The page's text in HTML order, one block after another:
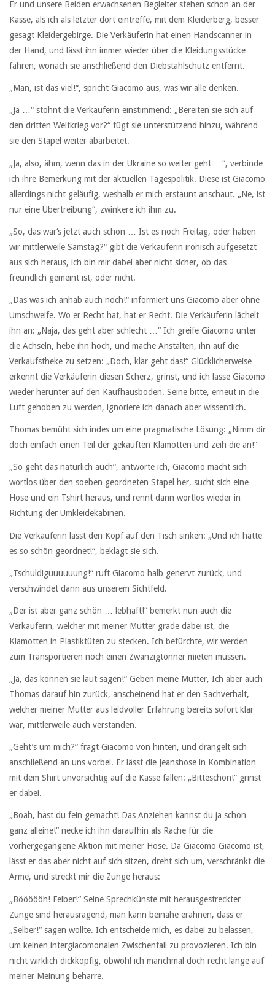
Er und unsere Beiden erwachsenen Begleiter stehen schon an der
Kasse, als ich als letzter dort eintreffe, mit dem Kleiderberg, besser
gesagt Kleidergebirge. Die Verkäuferin hat einen Handscanner in
der Hand, und lässt ihn immer wieder über die Kleidungsstücke
fahren, wonach sie anschließend den Diebstahlschutz entfernt.
„Man, ist das viel!“, spricht Giacomo aus, was wir alle denken.
„Ja …“ stöhnt die Verkäuferin einstimmend: „Bereiten sie sich auf
den dritten Weltkrieg vor?“ fügt sie unterstützend hinzu, während
sie den Stapel weiter abarbeitet.
„Ja, also, ähm, wenn das in der Ukraine so weiter geht …“, verbinde
ich ihre Bemerkung mit der aktuellen Tagespolitik. Diese ist Giacomo
allerdings nicht geläufig, weshalb er mich erstaunt anschaut. „Ne, ist
nur eine Übertreibung“, zwinkere ich ihm zu.
„So, das war‘s jetzt auch schon … Ist es noch Freitag, oder haben
wir mittlerweile Samstag?“ gibt die Verkäuferin ironisch aufgesetzt
aus sich heraus, ich bin mir dabei aber nicht sicher, ob das
freundlich gemeint ist, oder nicht.
„Das was ich anhab auch noch!“ informiert uns Giacomo aber ohne
Umschweife. Wo er Recht hat, hat er Recht. Die Verkäuferin lächelt
ihn an: „Naja, das geht aber schlecht …“ Ich greife Giacomo unter
die Achseln, hebe ihn hoch, und mache Anstalten, ihn auf die
Verkaufstheke zu setzen: „Doch, klar geht das!“ Glücklicherweise
erkennt die Verkäuferin diesen Scherz, grinst, und ich lasse Giacomo
wieder herunter auf den Kaufhausboden. Seine bitte, erneut in die
Luft gehoben zu werden, ignoriere ich danach aber wissentlich.
Thomas bemüht sich indes um eine pragmatische Lösung: „Nimm dir
doch einfach einen Teil der gekauften Klamotten und zeih die an!“
„So geht das natürlich auch“, antworte ich, Giacomo macht sich
wortlos über den soeben geordneten Stapel her, sucht sich eine
Hose und ein Tshirt heraus, und rennt dann wortlos wieder in
Richtung der Umkleidekabinen.
Die Verkäuferin lässt den Kopf auf den Tisch sinken: „Und ich hatte
es so schön geordnet!“, beklagt sie sich.
„Tschuldiguuuuuung!“ ruft Giacomo halb genervt zurück, und
verschwindet dann aus unserem Sichtfeld.
„Der ist aber ganz schön … lebhaft!“ bemerkt nun auch die
Verkäuferin, welcher mit meiner Mutter grade dabei ist, die
Klamotten in Plastiktüten zu stecken. Ich befürchte, wir werden
zum Transportieren noch einen Zwanzigtonner mieten müssen.
„Ja, das können sie laut sagen!“ Geben meine Mutter, Ich aber auch
Thomas darauf hin zurück, anscheinend hat er den Sachverhalt,
welcher meiner Mutter aus leidvoller Erfahrung bereits sofort klar
war, mittlerweile auch verstanden.
„Geht’s um mich?“ fragt Giacomo von hinten, und drängelt sich
anschließend an uns vorbei. Er lässt die Jeanshose in Kombination
mit dem Shirt unvorsichtig auf die Kasse fallen: „Bitteschön!“ grinst
er dabei.
„Boah, hast du fein gemacht! Das Anziehen kannst du ja schon
ganz alleine!“ necke ich ihn daraufhin als Rache für die
vorhergegangene Aktion mit meiner Hose. Da Giacomo Giacomo ist,
lässt er das aber nicht auf sich sitzen, dreht sich um, verschränkt die
Arme, und streckt mir die Zunge heraus:
„Böööööh! Felber!“ Seine Sprechkünste mit herausgestreckter
Zunge sind herausragend, man kann beinahe erahnen, dass er
„Selber!“ sagen wollte. Ich entscheide mich, es dabei zu belassen,
um keinen intergiacomonalen Zwischenfall zu provozieren. Ich bin
nicht wirklich dickköpfig, obwohl ich manchmal doch recht lange auf
meiner Meinung beharre.